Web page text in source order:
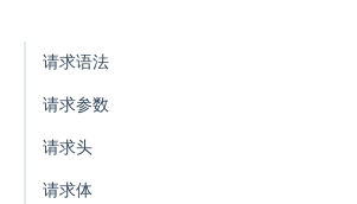
请求语法
请求参数
请求头
请求体